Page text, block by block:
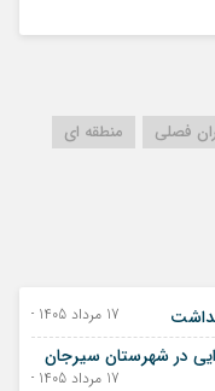
فصلی
منطقه ای
17 مرداد 1405 - 08 اوت 2026
در شهرستان سیرجان
17 مرداد 1405 - 08 اوت 2026